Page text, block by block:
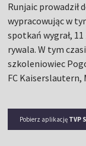
Runjaic prowadził
wypracowując w
spotkań wygrał, 11
rywala. W tym
szkoleniowiec
FC Kaiserslautern,
Pobierz aplikację TVP